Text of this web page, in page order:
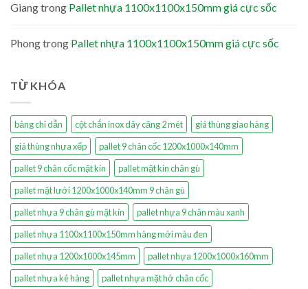
Giangtrong Pallet nhựa 1100x1100x150mm giá cực sốc
Phongtrong Pallet nhựa 1100x1100x150mm giá cực sốc
TỪ KHÓA
bảng chỉ dẫn cột chắn inox dây căng 2 mét
giá thùng giao hàng
giá thùng nhựa xếp
pallet 9 chân cốc 1200x1000x140mm
pallet 9 chân cốc mặt kín
pallet mặt kín chân gù
pallet mặt lưới 1200x1000x140mm 9 chân gù
pallet nhựa 9 chân gù mặt kín
pallet nhựa 9 chân màu xanh
pallet nhựa 1100x1100x150mm hàng mới màu đen
pallet nhựa 1200x1000x145mm
pallet nhựa 1200x1000x160mm
pallet nhựa kê hàng
pallet nhựa mặt hở chân cốc